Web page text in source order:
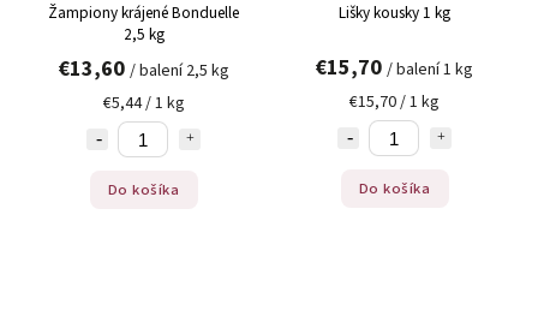
Žampiony krájené Bonduelle
2,5 kg
€13,60 / balení 2,5 kg
€5,44 / 1 kg
Do košíka
Lišky kousky 1 kg
€15,70 / balení 1 kg
€15,70 / 1 kg
Do košíka